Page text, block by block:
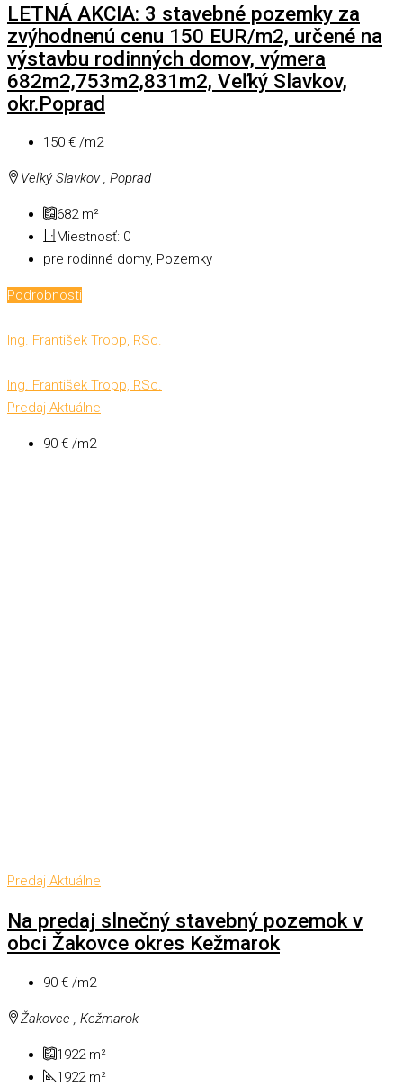
LETNÁ AKCIA: 3 stavebné pozemky za
zvýhodnenú cenu 150 EUR/m2, určené na
výstavbu rodinných domov, výmera
682m2,753m2,831m2, Veľký Slavkov,
okr.Poprad
150 € /m2
Veľký Slavkov , Poprad
682m²
Miestnosť: 0
pre rodinné domy, Pozemky
Podrobnosti
Ing. František Tropp, RSc.
Ing. František Tropp, RSc.
Predaj Aktuálne
90 € /m2
Predaj Aktuálne
Na predaj slnečný stavebný pozemok v
obci Žakovce okres Kežmarok
90 € /m2
Žakovce , Kežmarok
1922 m²
1922 m²